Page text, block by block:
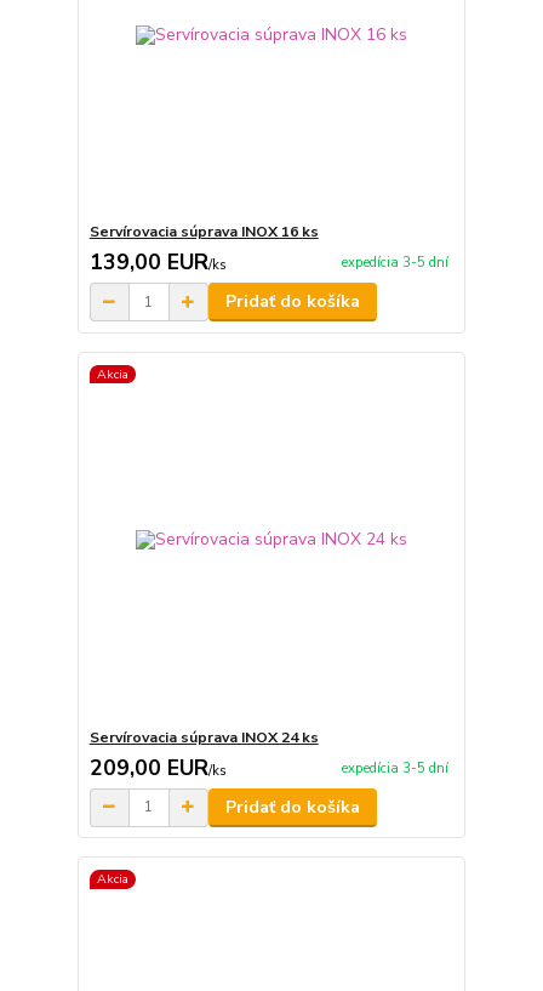
Servírovacia súprava INOX 16 ks
139,00 EUR/ks expedícia 3-5 dní
Pridať do košíka
Akcia
Servírovacia súprava INOX 24 ks
209,00 EUR/ks expedícia 3-5 dní
Pridať do košíka
Akcia